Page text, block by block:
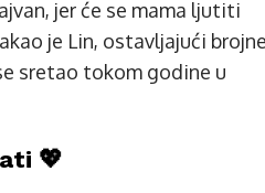
jer će se mama ljutiti
je Lin, ostavljajući
sretao tokom godine u
💖